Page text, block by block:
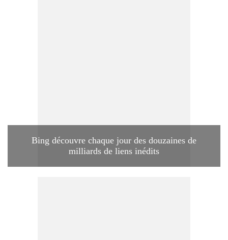
Bing découvre chaque jour des douzaines de
milliards de liens inédits